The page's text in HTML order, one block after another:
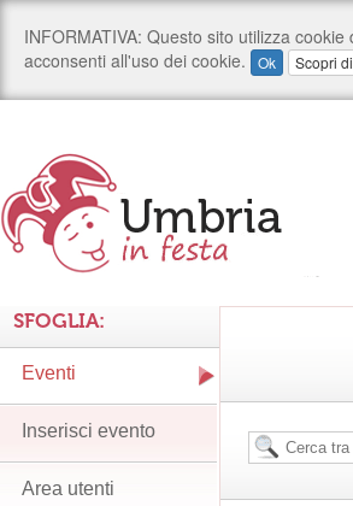
SFOGLIA:
Eventi
Inserisci evento
Area utenti